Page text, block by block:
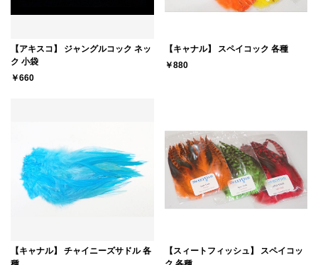
【アキスコ】 ジャングルコック ネッ
ク 小袋
￥660
【キャナル】 スペイコック 各種
￥880
【キャナル】 チャイニーズサドル 各
【スィートフィッシュ】 スペイコッ